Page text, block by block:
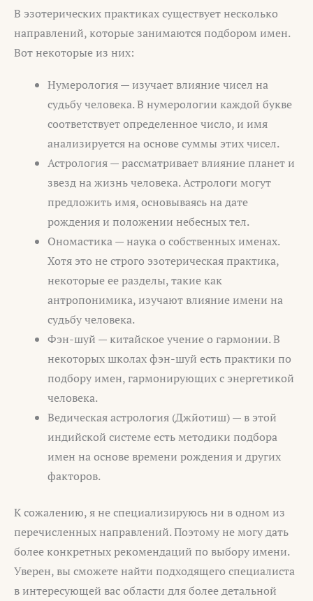
В эзотерических практиках существует несколько
направлений, которые занимаются подбором имен.
Вот некоторые из них:
Нумерология — изучает влияние чисел на
судьбу человека. В нумерологии каждой букве
соответствует определенное число, и имя
анализируется на основе суммы этих чисел.
Астрология — рассматривает влияние планет и
звезд на жизнь человека. Астрологи могут
предложить имя, основываясь на дате
рождения и положении небесных тел.
Ономастика — наука о собственных именах.
Хотя это не строго эзотерическая практика,
некоторые ее разделы, такие как
антропонимика, изучают влияние имени на
судьбу человека.
Фэн-шуй — китайское учение о гармонии. В
некоторых школах фэн-шуй есть практики по
подбору имен, гармонирующих с энергетикой
человека.
Ведическая астрология (Джйотиш) — в этой
индийской системе есть методики подбора
имен на основе времени рождения и других
факторов.
К сожалению, я не специализируюсь ни в одном из
перечисленных направлений. Поэтому не могу дать
более конкретных рекомендаций по выбору имени.
Уверен, вы сможете найти подходящего специалиста
в интересующей вас области для более детальной